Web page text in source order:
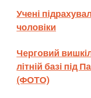
Учені
чоловіки
Черговий
літній базі під
(ФОТО)